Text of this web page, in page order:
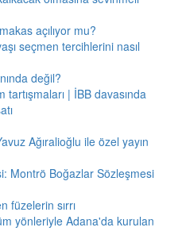
açılıyor mu?
seçmen tercihlerini nasıl
değil?
| İBB davasında
Ağıralioğlu ile özel yayın
Montrö Boğazlar Sözleşmesi
füzelerin sırrı
yönleriyle Adana'da kurulan